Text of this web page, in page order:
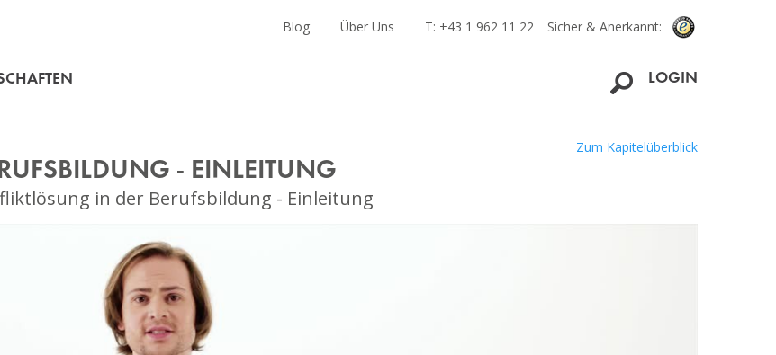
Sicher & Anerkannt:
Blog Über Uns T: +43 1 962 11 22
LOGIN
- EINLEITUNG
in der Berufsbildung - Einleitung
Zum Kapitelüberblick